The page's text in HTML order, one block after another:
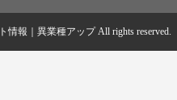
報｜異業種アップ All rights reserved.